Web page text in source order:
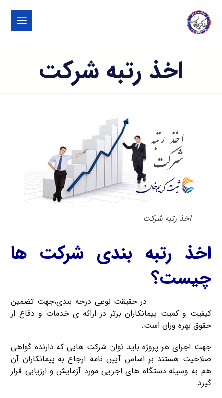
اخذ رتبه شرکت
اخذ رتبه شرکت
اخذ رتبه بندی شرکت ها
چیست؟
در حقیقت نوعی درجه بندی،جهت تضمین
کیفیت و کمیت پیمانکاران برتر در ارائه ی خدمات و دفاع از
حقوق بهره وران است.
جهت اجرای هر پروژه باید توان شرکت هایی که دارنده گواهی
صلاحیت هستند بر اساس آیین نامه ارجاع به پیمانکاران آن
هم به وسیله دستگاه های اجرایی مورد آزمایش و ارزیابی قرار
گیرد.